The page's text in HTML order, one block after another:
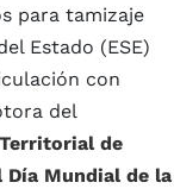
para tamizaje
Estado (ESE)
con
del
de
Día Mundial de la